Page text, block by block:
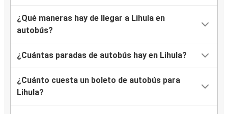
¿Qué maneras hay de llegar a Lihula en
autobús?
¿Cuántas paradas de autobús hay en Lihula?
¿Cuánto cuesta un boleto de autobús para
Lihula?